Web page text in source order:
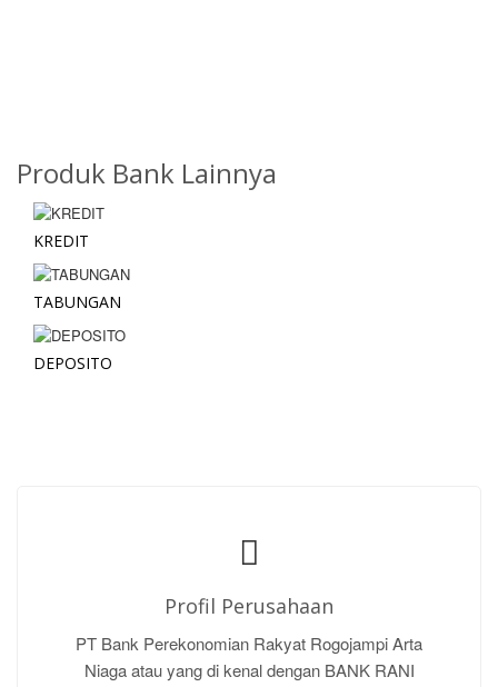
Produk Bank Lainnya
KREDIT
TABUNGAN
DEPOSITO
Profil Perusahaan
PT Bank Perekonomian Rakyat Rogojampi Arta
Niaga atau yang di kenal dengan BANK RANI